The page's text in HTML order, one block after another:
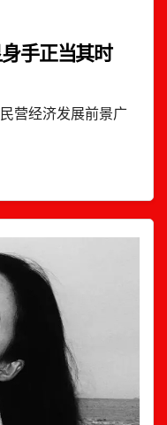
手正当其时
营经济发展前景广